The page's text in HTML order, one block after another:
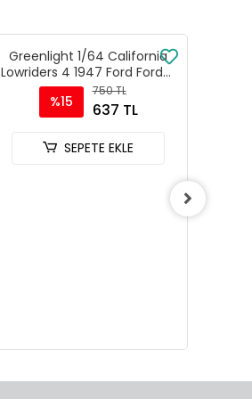
Greenlight 1/64 California
Lowriders 4 1947 Ford Fordor
Super Deluxe Red Silver
63050-A
%15
750 TL
637 TL
SEPETE EKLE